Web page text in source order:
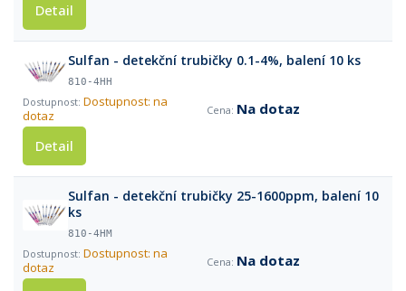
Detail
Sulfan - detekční trubičky 0.1-4%, balení 10 ks
810-4HH
Dostupnost: na
dotaz
Na dotaz
Detail
Sulfan - detekční trubičky 25-1600ppm, balení 10
ks
810-4HM
Dostupnost: na
dotaz
Na dotaz